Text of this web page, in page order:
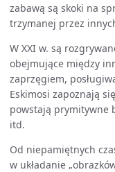
zabawą są skoki na
trzymanej przez
W XXI w. są
obejmujące między
zaprzęgiem,
Eskimosi zapoznają
powstają prymitywne
itd.
Od niepamiętnych
w układanie